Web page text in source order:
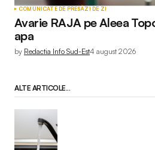
COMUNICATE DE PRESĂZI DE ZI
Avarie RAJA pe Aleea
apa
by Redactia Info Sud-Est4 august 2026
ALTE ARTICOLE...